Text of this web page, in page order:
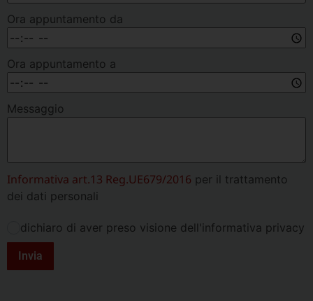
Ora appuntamento da
Ora appuntamento a
Messaggio
Informativa art.13 Reg.UE679/2016 per il trattamento
dei dati personali
dichiaro di aver preso visione dell'informativa privacy
Invia